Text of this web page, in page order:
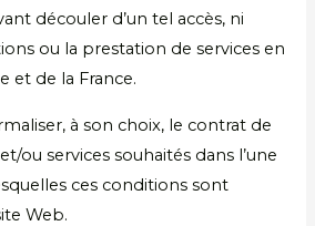
découler d’un tel accès, ni
ou la prestation de services en
et de la France.
à son choix, le contrat de
ou services souhaités dans l’une
ces conditions sont
Web.